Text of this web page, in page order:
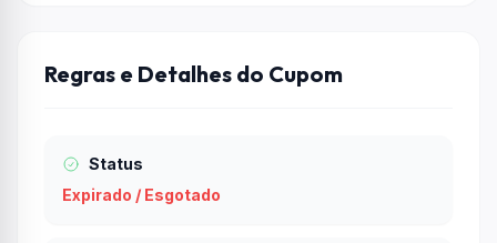
Regras e Detalhes do Cupom
Status
Expirado / Esgotado